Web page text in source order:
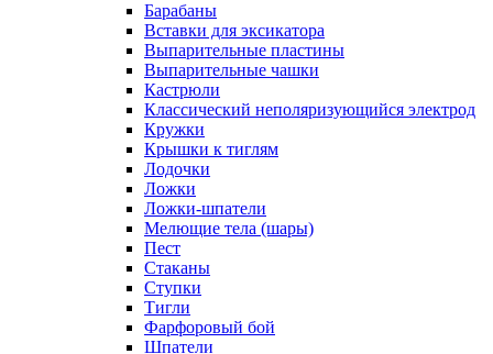
Барабаны
Вставки для эксикатора
Выпарительные пластины
Выпарительные чашки
Кастрюли
Классический неполяризующийся электрод
Кружки
Крышки к тиглям
Лодочки
Ложки
Ложки-шпатели
Мелющие тела (шары)
Пест
Стаканы
Ступки
Тигли
Фарфоровый бой
Шпатели